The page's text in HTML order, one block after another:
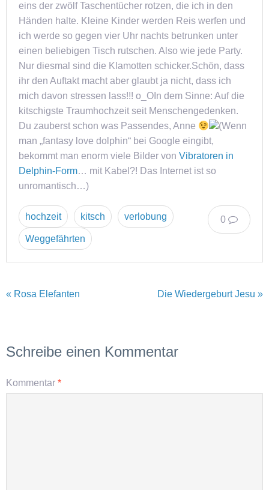
eins der zwölf Taschentücher rotzen, die ich in den
Händen halte. Kleine Kinder werden Reis werfen und
ich werde so gegen vier Uhr nachts betrunken unter
einen beliebigen Tisch rutschen. Also wie jede Party.
Nur diesmal sind die Klamotten schicker.Schön, dass
ihr den Auftakt macht aber glaubt ja nicht, dass ich
mich davon stressen lass!!! o_OIn dem Sinne: Auf die
kitschigste Traumhochzeit seit Menschengedenken.
Du zauberst schon was Passendes, Anne
(Wenn
man „fantasy love dolphin“ bei Google eingibt,
bekommt man enorm viele Bilder von Vibratoren in
Delphin-Form… mit Kabel?! Das Internet ist so
unromantisch…)
0
hochzeit kitsch verlobung
Weggefährten
« Rosa Elefanten Die Wiedergeburt Jesu »
Schreibe einen Kommentar
Kommentar *